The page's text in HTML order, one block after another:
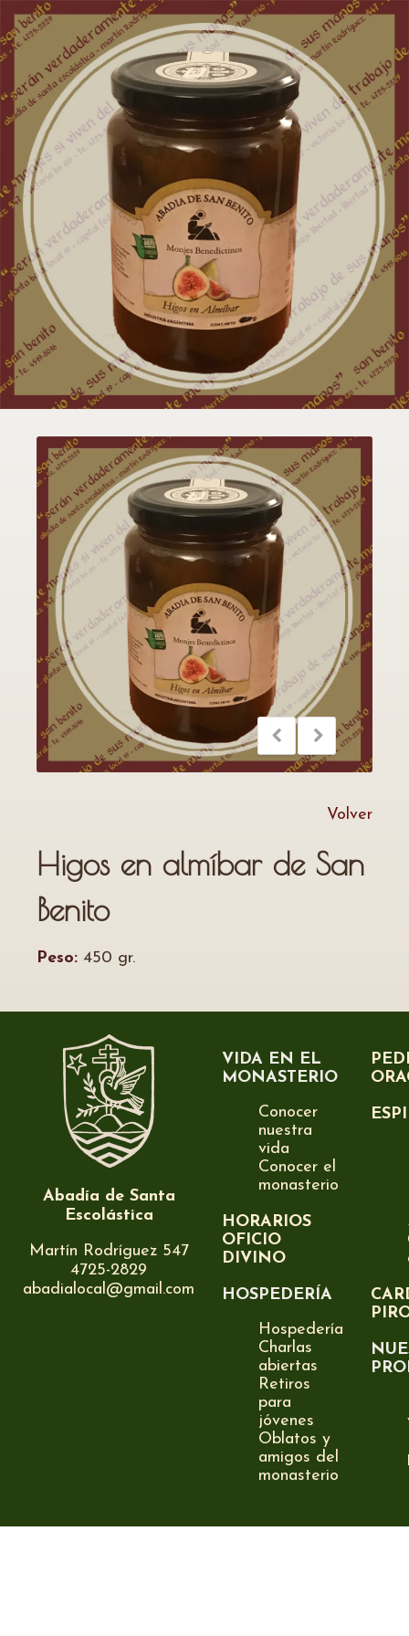
Volver
Higos en almíbar de San
Benito
Peso: 450 gr.
Abadía de Santa
Escolástica
Martín Rodríguez 547
4725-2829
abadialocal@gmail.com
VIDA EN EL
MONASTERIO
Conocer
nuestra
vida
Conocer el
monasterio
HORARIOS
OFICIO
DIVINO
HOSPEDERÍA
Hospedería
Charlas
abiertas
Retiros
para
jóvenes
Oblatos y
amigos del
monasterio